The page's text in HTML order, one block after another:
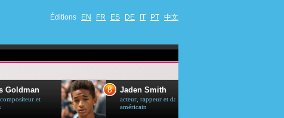
Éditions EN FR ES DE IT PT 中文
Jaden Smith
acteur, rappeur et danseur
américain